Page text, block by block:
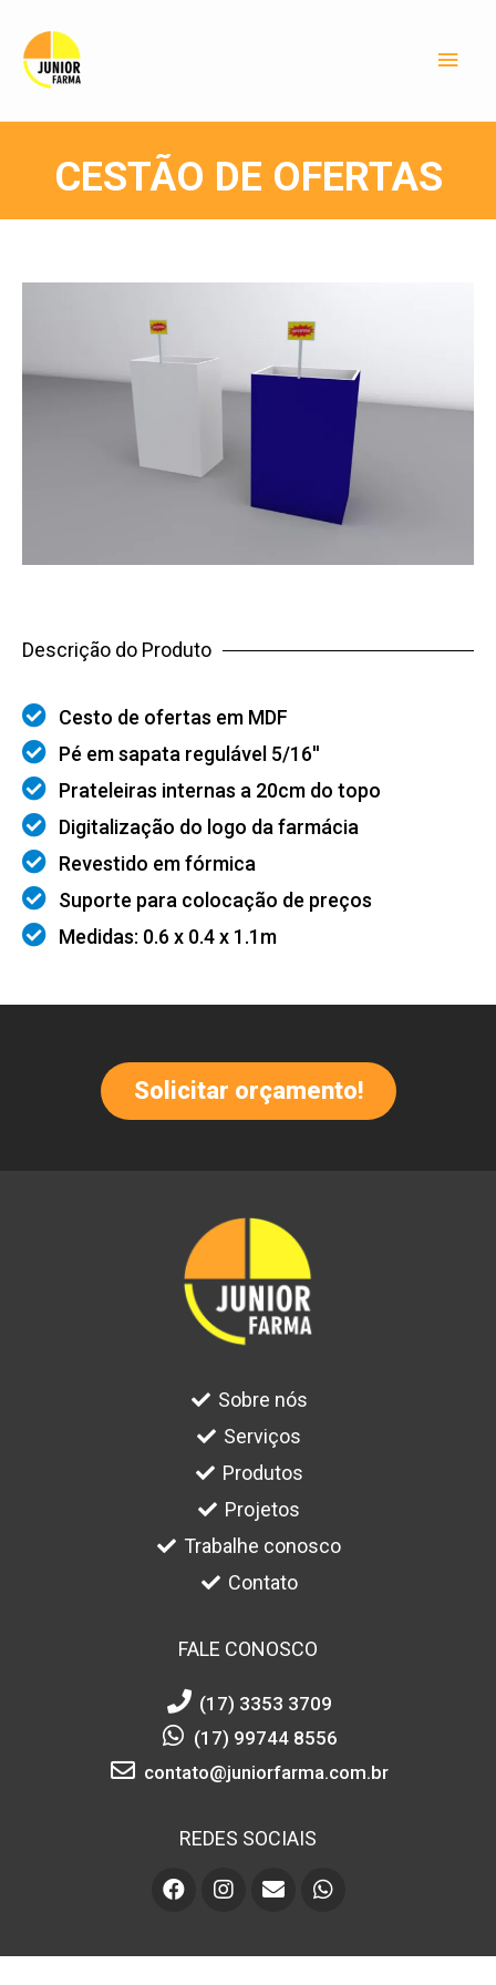
CESTÃO DE OFERTAS
Descrição do Produto
Cesto de ofertas em MDF
Pé em sapata regulável 5/16''
Prateleiras internas a 20cm do topo
Digitalização do logo da farmácia
Revestido em fórmica
Suporte para colocação de preços
Medidas: 0.6 x 0.4 x 1.1m
Solicitar orçamento!
Sobre nós
Serviços
Produtos
Projetos
Trabalhe conosco
Contato
FALE CONOSCO
(17) 3353 3709
(17) 99744 8556
contato@juniorfarma.com.br
REDES SOCIAIS